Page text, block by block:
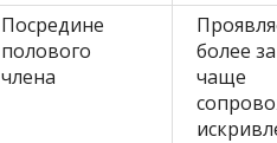
Посредине
полового
члена
более
чаще